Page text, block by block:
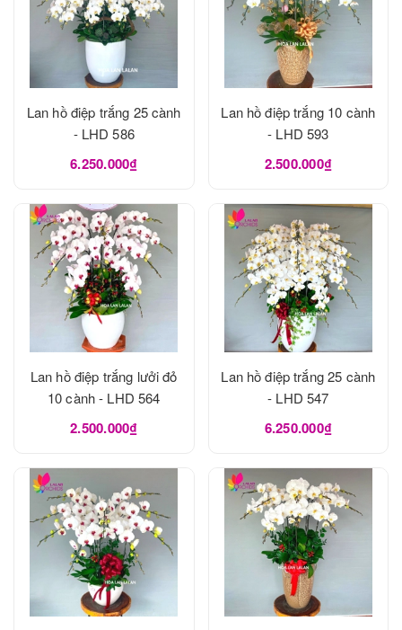
Lan hồ điệp trắng 25 cành
- LHD 586
6.250.000₫
Lan hồ điệp trắng 10 cành
- LHD 593
2.500.000₫
Lan hồ điệp trắng lưởi đỏ
10 cành - LHD 564
2.500.000₫
Lan hồ điệp trắng 25 cành
- LHD 547
6.250.000₫